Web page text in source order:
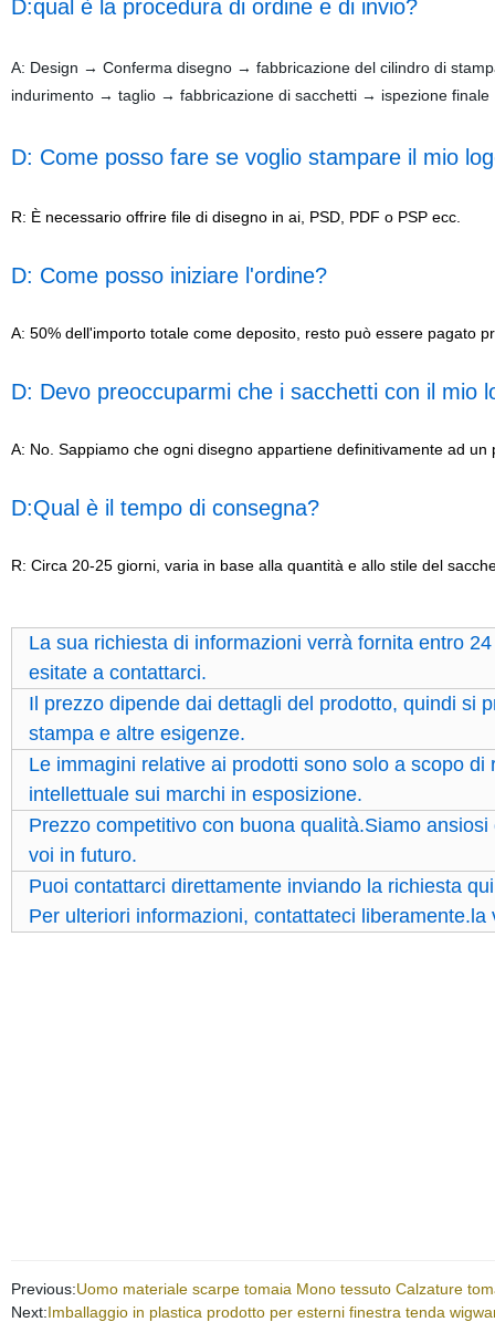
D:qual è la procedura di ordine e di invio?
A: Design → Conferma disegno → fabbricazione del cilindro di
indurimento → taglio → fabbricazione di sacchetti → ispezione
D: Come posso fare se voglio stampare il mio
R: È necessario offrire file di disegno in ai, PSD, PDF o PSP ecc.
D: Come posso iniziare l'ordine?
A: 50% dell'importo totale come deposito, resto può essere pagato
D: Devo preoccuparmi che i sacchetti con il mio
A: No. Sappiamo che ogni disegno appartiene definitivamente ad un
D:Qual è il tempo di consegna?
R: Circa 20-25 giorni, varia in base alla quantità e allo stile del
La sua richiesta di informazioni verrà fornita entro
esitate a contattarci.
Il prezzo dipende dai dettagli del prodotto, quindi si
stampa e altre esigenze.
Le immagini relative ai prodotti sono solo a scopo
intellettuale sui marchi in esposizione.
Prezzo competitivo con buona qualità.Siamo
voi in futuro.
Puoi contattarci direttamente inviando la richiesta
Per ulteriori informazioni, contattateci
Previous:Uomo materiale scarpe tomaia Mono tessuto Calzature
Next:Imballaggio in plastica prodotto per esterni finestra tenda